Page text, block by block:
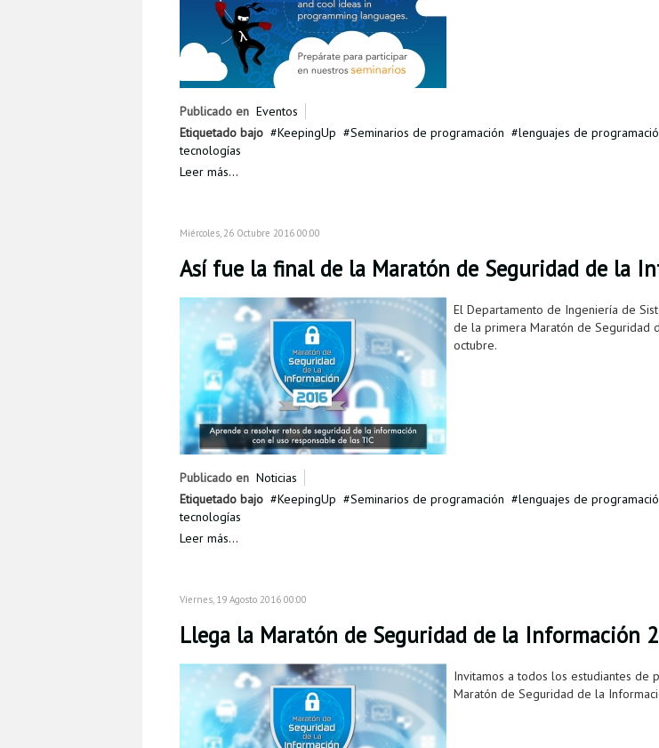
Publicado en Eventos
Etiquetado bajo
KeepingUp Seminarios de programación lenguajes de
tecnologías
Leer más...
Miércoles, 26 Octubre 2016 00:00
Así fue la final de la Maratón de Seguridad de la
El Departamento de Ingeniería de
de la primera Maratón de Seguridad
octubre.
Publicado en Noticias
Etiquetado bajo
KeepingUp Seminarios de programación lenguajes de
tecnologías
Leer más...
Viernes, 19 Agosto 2016 00:00
Llega la Maratón de Seguridad de la Información
Invitamos a todos los estudiantes de
Maratón de Seguridad de la